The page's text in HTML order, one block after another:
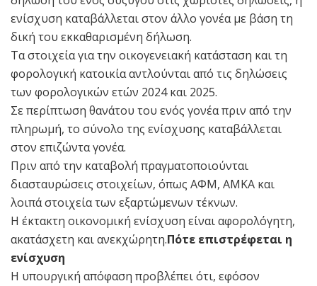
ενίσχυση καταβάλλεται στον άλλο γονέα με βάση τη
δική του εκκαθαρισμένη δήλωση.
Τα στοιχεία για την οικογενειακή κατάσταση και τη
φορολογική κατοικία αντλούνται από τις δηλώσεις
των φορολογικών ετών 2024 και 2025.
Σε περίπτωση θανάτου του ενός γονέα πριν από την
πληρωμή, το σύνολο της ενίσχυσης καταβάλλεται
στον επιζώντα γονέα.
Πριν από την καταβολή πραγματοποιούνται
διασταυρώσεις στοιχείων, όπως ΑΦΜ, ΑΜΚΑ και
λοιπά στοιχεία των εξαρτώμενων τέκνων.
Η έκτακτη οικονομική ενίσχυση είναι αφορολόγητη,
ακατάσχετη και ανεκχώρητη.Πότε επιστρέφεται η
ενίσχυση
Η υπουργική απόφαση προβλέπει ότι, εφόσον